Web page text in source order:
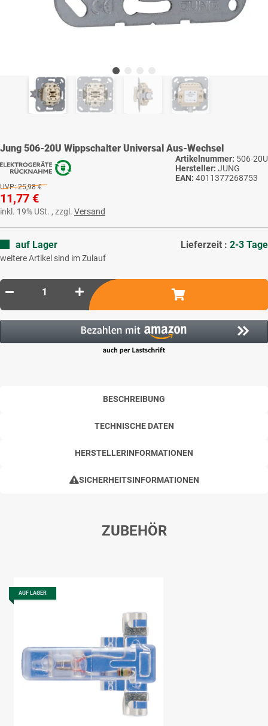
Jung 506-20U Wippschalter Universal Aus-Wechsel
Artikelnummer: 506-20U
Hersteller: JUNG
EAN: 4011377268753
UVP: 25,98 €
11,77 €
inkl. 19% USt. , zzgl. Versand
auf Lager Lieferzeit : 2-3 Tage
weitere Artikel sind im Zulauf
BESCHREIBUNG
TECHNISCHE DATEN
HERSTELLERINFORMATIONEN
SICHERHEITSINFORMATIONEN
ZUBEHÖR
AUF LAGER